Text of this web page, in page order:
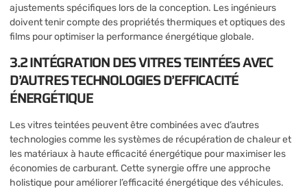
ajustements spécifiques lors de la conception. Les ingénieurs
doivent tenir compte des propriétés thermiques et optiques des
films pour optimiser la performance énergétique globale.
3.2 INTÉGRATION DES VITRES TEINTÉES AVEC
D’AUTRES TECHNOLOGIES D’EFFICACITÉ
ÉNERGÉTIQUE
Les vitres teintées peuvent être combinées avec d’autres
technologies comme les systèmes de récupération de chaleur et
les matériaux à haute efficacité énergétique pour maximiser les
économies de carburant. Cette synergie offre une approche
holistique pour améliorer l’efficacité énergétique des véhicules.